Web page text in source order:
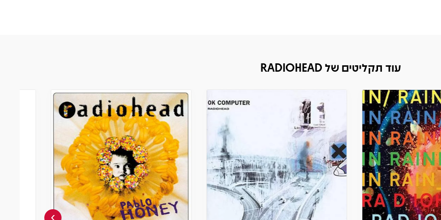
עוד תקליטים של RADIOHEAD
Radiohead – Kid A Mnesia
מארז תקליטים
מחיר
249
₪
חברים 5% -
236.55
₪
הוספה לסל
›